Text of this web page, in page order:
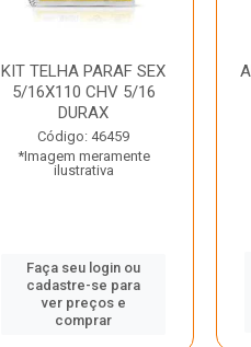
KIT TELHA PARAF SEX
5/16X110 CHV 5/16
DURAX
Código: 46459
*Imagem meramente
ilustrativa
Faça seu login ou
cadastre-se para
ver preços e
comprar